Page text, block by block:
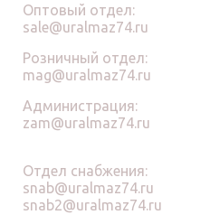
Оптовый отдел:
sale@uralmaz74.ru
Розничный отдел:
mag@uralmaz74.ru
Администрация:
zam@uralmaz74.ru
Отдел снабжения:
snab@uralmaz74.ru
snab2@uralmaz74.ru